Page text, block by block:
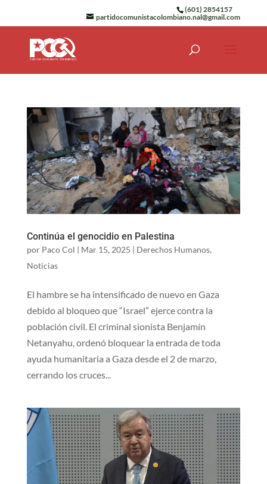
(601) 2854157
partidocomunistacolombiano.nal@gmail.com
Continúa el genocidio en Palestina
por Paco Col | Mar 15, 2025 | Derechos Humanos,
Noticias
El hambre se ha intensificado de nuevo en Gaza
debido al bloqueo que “Israel” ejerce contra la
población civil. El criminal sionista Benjamín
Netanyahu, ordenó bloquear la entrada de toda
ayuda humanitaria a Gaza desde el 2 de marzo,
cerrando los cruces...